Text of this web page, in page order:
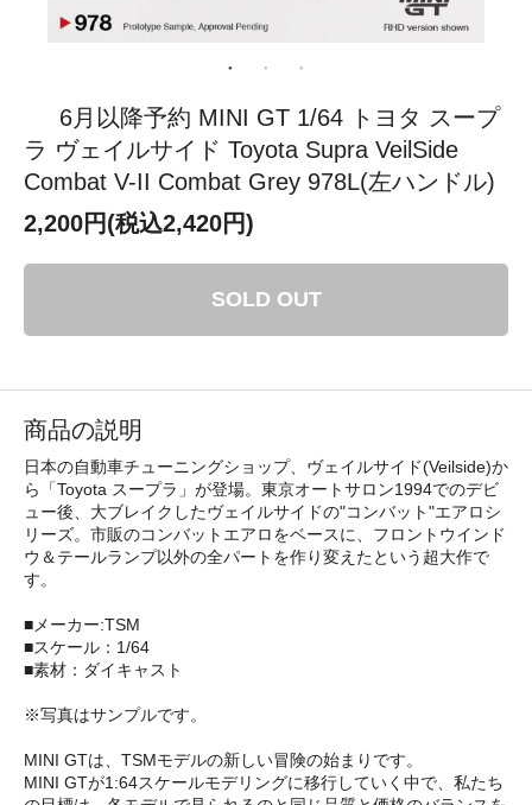
6月以降予約 MINI GT 1/64 トヨタ スープ
ラ ヴェイルサイド Toyota Supra VeilSide
Combat V-II Combat Grey 978L(左ハンドル)
2,200円(税込2,420円)
SOLD OUT
商品の説明
日本の自動車チューニングショップ、ヴェイルサイド(Veilside)か
ら「Toyota スープラ」が登場。東京オートサロン1994でのデビ
ュー後、大ブレイクしたヴェイルサイドの"コンバット"エアロシ
リーズ。市販のコンバットエアロをベースに、フロントウインド
ウ＆テールランプ以外の全パートを作り変えたという超大作で
す。
■メーカー:TSM
■スケール：1/64
■素材：ダイキャスト
※写真はサンプルです。
MINI GTは、TSMモデルの新しい冒険の始まりです。
MINI GTが1:64スケールモデリングに移行していく中で、私たち